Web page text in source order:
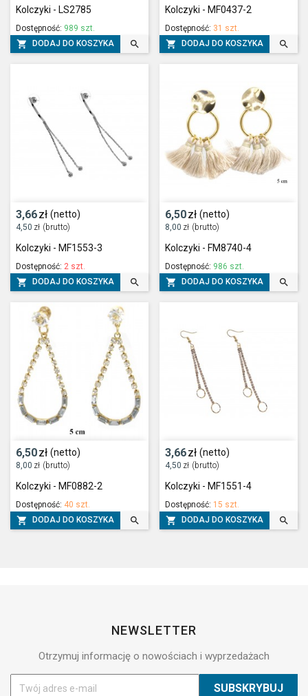
Kolczyki - LS2785
Dostępność: 989 szt.
 DODAJ DO KOSZYKA 
Kolczyki - MF0437-2
Dostępność: 31 szt.
 DODAJ DO KOSZYKA 
3,66zł (netto)
4,50 zł (brutto)
Kolczyki - MF1553-3
Dostępność: 2 szt.
 DODAJ DO KOSZYKA 
6,50zł (netto)
8,00 zł (brutto)
Kolczyki - FM8740-4
Dostępność: 986 szt.
 DODAJ DO KOSZYKA 
6,50zł (netto)
8,00 zł (brutto)
Kolczyki - MF0882-2
Dostępność: 40 szt.
 DODAJ DO KOSZYKA 
3,66zł (netto)
4,50 zł (brutto)
Kolczyki - MF1551-4
Dostępność: 15 szt.
 DODAJ DO KOSZYKA 
NEWSLETTER
Otrzymuj informację o nowościach i wyprzedażach